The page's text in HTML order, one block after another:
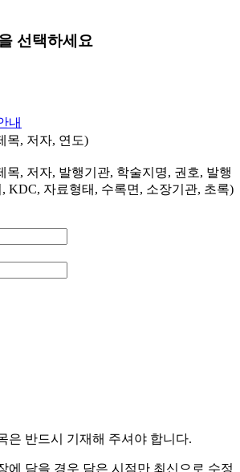
선택하세요
내
목, 저자, 연도)
목, 저자, 발행기관, 학술지명, 권호, 발행
KDC, 자료형태, 수록면, 소장기관, 초록)
은 반드시 기재해 주셔야 합니다.
에 담을 경우 담은 시점만 최신으로 수정